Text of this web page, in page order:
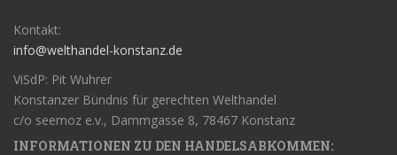
Kontakt:
info@welthandel-konstanz.de
ViSdP: Pit Wuhrer
Konstanzer Bündnis für gerechten Welthandel
c/o seemoz e.v., Dammgasse 8, 78467 Konstanz
INFORMATIONEN ZU DEN HANDELSABKOMMEN: